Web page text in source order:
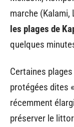
marche (Kalami,
les plages de
quelques
Certaines
protégées dites
récemment
préserver le